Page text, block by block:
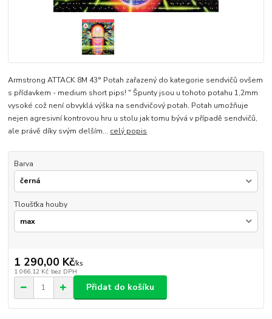
Armstrong ATTACK 8M 43° Potah zařazený do kategorie sendvičů ovšem
s přídavkem - medium short pips! " Špunty jsou u tohoto potahu 1,2mm
vysoké což není obvyklá výška na sendvičový potah. Potah umožňuje
nejen agresivní kontrovou hru u stolu jak tomu bývá v případě sendvičů,
ale právě díky svým delším... celý popis
Barva
Tloušťka houby
1 290,00 Kč/ks
1 066,12 Kč bez DPH
Přidat do košíku